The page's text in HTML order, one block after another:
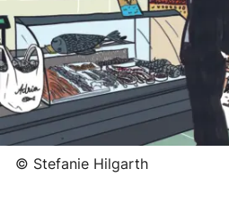
© Stefanie Hilgarth